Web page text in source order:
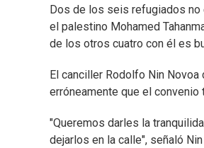
Dos de los seis refugiados no
el palestino Mohamed
de los otros cuatro con él es
El canciller Rodolfo Nin
erróneamente que el
"Queremos darles la
dejarlos en la calle", señaló